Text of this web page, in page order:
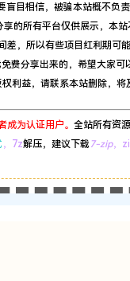
目相信，被骗本站概不负
的所有平台仅供展示，本
差，所以有些项目红利期
费分享出来的，希望大家
利益，请联系本站删除，
成为认证用户。 全站所有资源
，7z解压，建议下载 7-zip，